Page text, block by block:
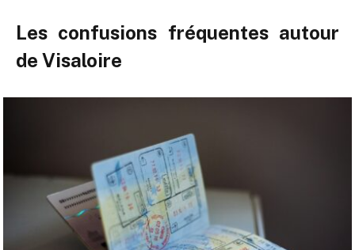
Les confusions fréquentes autour
de Visaloire